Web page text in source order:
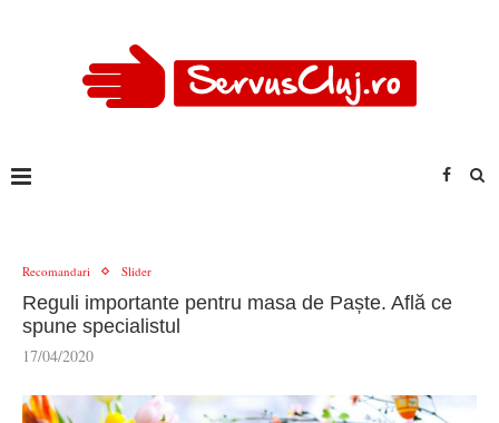
Recomandari Slider
Reguli importante pentru masa de Paște. Află ce
spune specialistul
17/04/2020